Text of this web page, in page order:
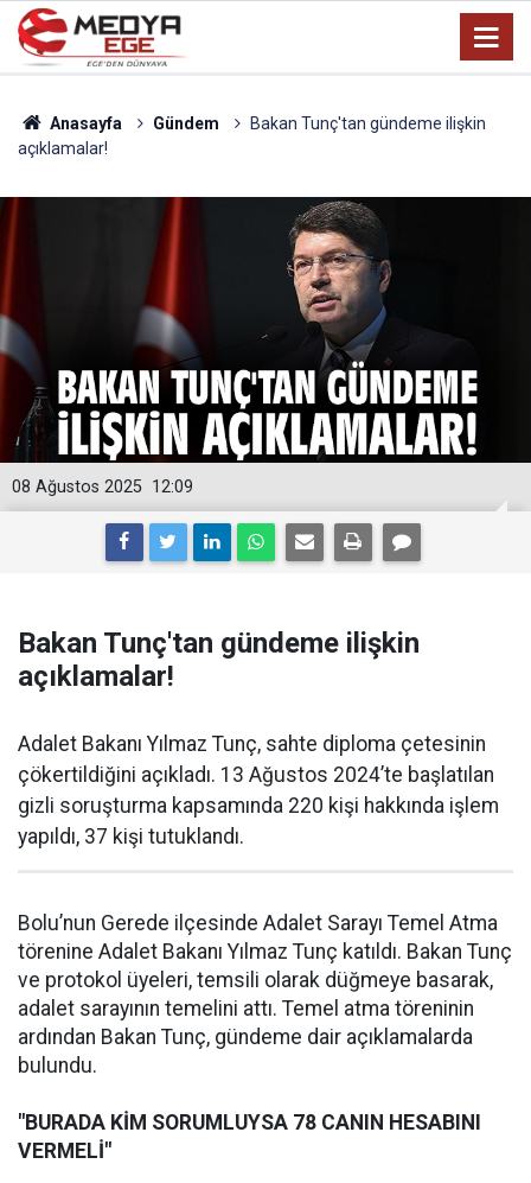
Anasayfa Gündem
Bakan Tunç'tan gündeme ilişkin
açıklamalar!
12:09
08 Ağustos 2025
Bakan Tunç'tan gündeme ilişkin
açıklamalar!
Adalet Bakanı Yılmaz Tunç, sahte diploma çetesinin
çökertildiğini açıkladı. 13 Ağustos 2024’te başlatılan
gizli soruşturma kapsamında 220 kişi hakkında işlem
yapıldı, 37 kişi tutuklandı.
Bolu’nun Gerede ilçesinde Adalet Sarayı Temel Atma
törenine Adalet Bakanı Yılmaz Tunç katıldı. Bakan Tunç
ve protokol üyeleri, temsili olarak düğmeye basarak,
adalet sarayının temelini attı. Temel atma töreninin
ardından Bakan Tunç, gündeme dair açıklamalarda
bulundu.
"BURADA KİM SORUMLUYSA 78 CANIN HESABINI
VERMELİ"